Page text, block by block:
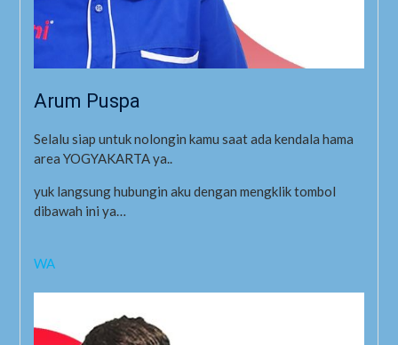
Arum Puspa
Selalu siap untuk nolongin kamu saat ada kendala hama
area YOGYAKARTA ya..
yuk langsung hubungin aku dengan mengklik tombol
dibawah ini ya…
WA